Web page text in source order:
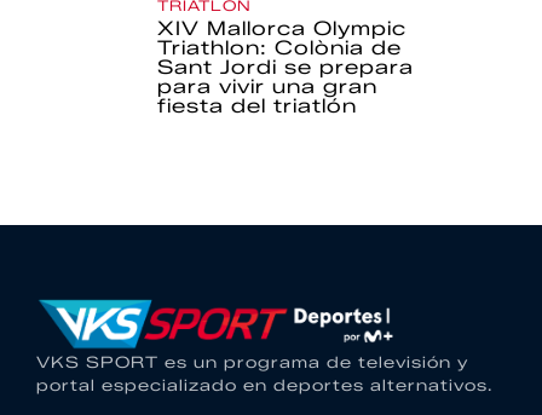
TRIATLÓN
XIV Mallorca Olympic
Triathlon: Colònia de
Sant Jordi se prepara
para vivir una gran
fiesta del triatlón
VKS SPORT es un programa de televisión y
portal especializado en deportes alternativos.